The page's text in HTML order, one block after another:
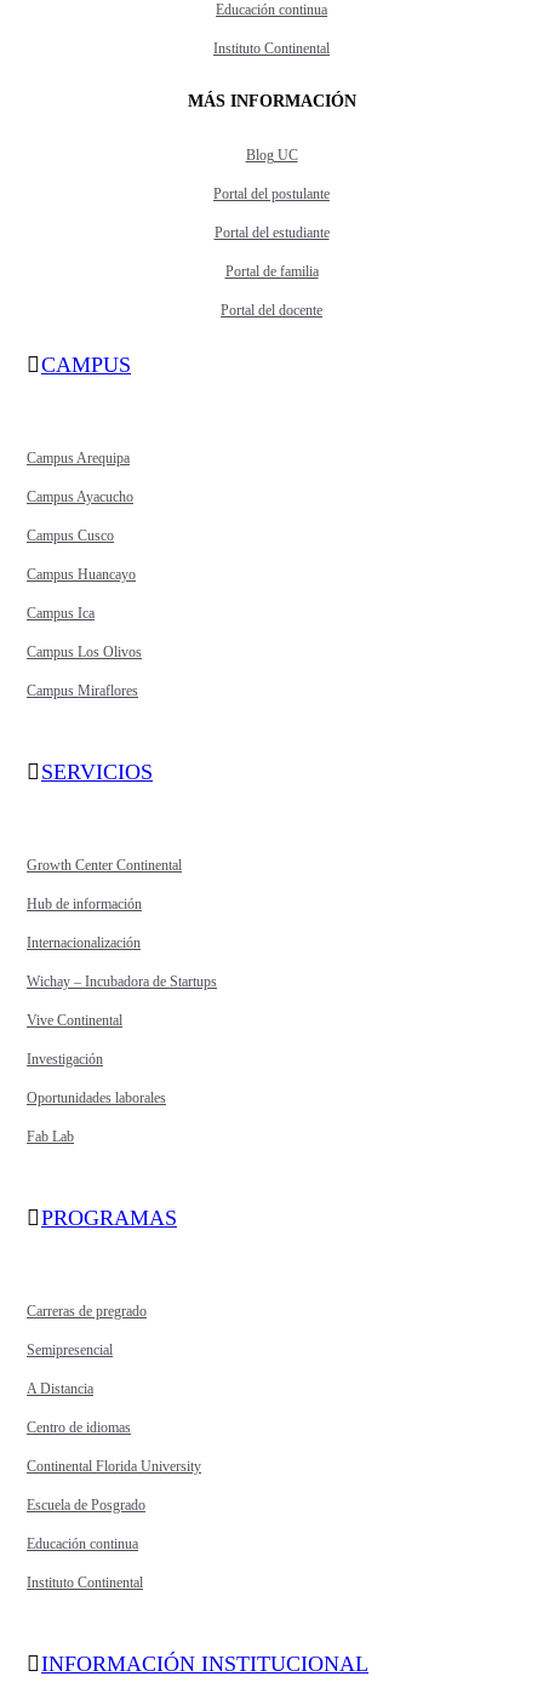
Educación continua
Instituto Continental
MÁS INFORMACIÓN
Blog UC
Portal del postulante
Portal del estudiante
Portal de familia
Portal del docente
CAMPUS
Campus Arequipa
Campus Ayacucho
Campus Cusco
Campus Huancayo
Campus Ica
Campus Los Olivos
Campus Miraflores
SERVICIOS
Growth Center Continental
Hub de información
Internacionalización
Wichay – Incubadora de Startups
Vive Continental
Investigación
Oportunidades laborales
Fab Lab
PROGRAMAS
Carreras de pregrado
Semipresencial
A Distancia
Centro de idiomas
Continental Florida University
Escuela de Posgrado
Educación continua
Instituto Continental
INFORMACIÓN INSTITUCIONAL